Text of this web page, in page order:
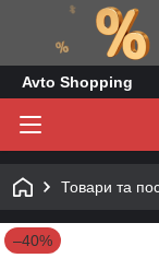
Avto Shopping
Товари та
–40%